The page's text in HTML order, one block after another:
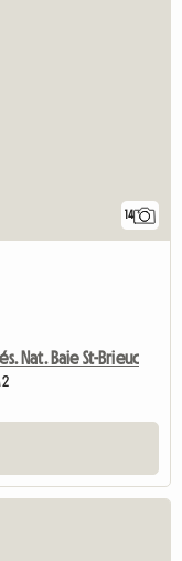
14
Nat. Baie St-Brieuc